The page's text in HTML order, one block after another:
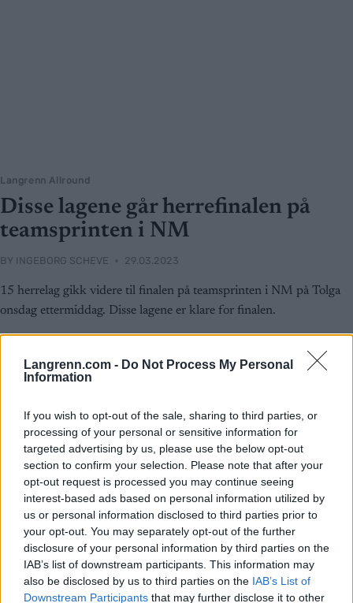
Langrenn.com - Do Not Process My Personal
Information
If you wish to opt-out of the sale, sharing to third parties, or
processing of your personal or sensitive information for
targeted advertising by us, please use the below opt-out
section to confirm your selection. Please note that after your
opt-out request is processed you may continue seeing
interest-based ads based on personal information utilized by
us or personal information disclosed to third parties prior to
your opt-out. You may separately opt-out of the further
disclosure of your personal information by third parties on the
IAB’s list of downstream participants. This information may
also be disclosed by us to third parties on the IAB’s List of
Downstream Participants that may further disclose it to other
Langrenn Allround
Disse lagene går herrefinalen på
teamsprinten i NM
BY INGEBORG SCHEVE 29.03.2023
15 herrelag gikk videre til finalen på teamsprinten i NM på Tolga
onsdag ettermiddag. Disse lagene er klare for finalen.